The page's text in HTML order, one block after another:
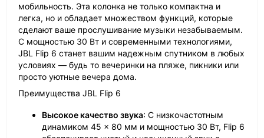
мобильность. Эта колонка не только компактна и
легка, но и обладает множеством функций, которые
сделают ваше прослушивание музыки незабываемым.
С мощностью 30 Вт и современными технологиями,
JBL Flip 6 станет вашим надежным спутником в любых
условиях — будь то вечеринки на пляже, пикники или
просто уютные вечера дома.
Преимущества JBL Flip 6
Высокое качество звука: С низкочастотным
динамиком 45 × 80 мм и мощностью 30 Вт, Flip 6